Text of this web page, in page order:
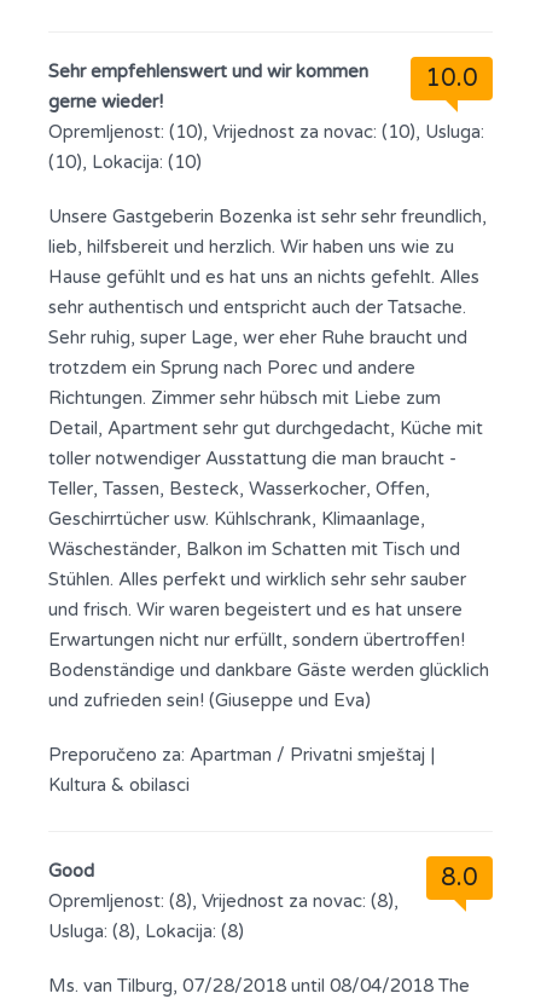
10.0
Sehr empfehlenswert und wir kommen
gerne wieder!
Opremljenost: (10), Vrijednost za novac: (10), Usluga:
(10), Lokacija: (10)
Unsere Gastgeberin Bozenka ist sehr sehr freundlich,
lieb, hilfsbereit und herzlich. Wir haben uns wie zu
Hause gefühlt und es hat uns an nichts gefehlt. Alles
sehr authentisch und entspricht auch der Tatsache.
Sehr ruhig, super Lage, wer eher Ruhe braucht und
trotzdem ein Sprung nach Porec und andere
Richtungen. Zimmer sehr hübsch mit Liebe zum
Detail, Apartment sehr gut durchgedacht, Küche mit
toller notwendiger Ausstattung die man braucht -
Teller, Tassen, Besteck, Wasserkocher, Offen,
Geschirrtücher usw. Kühlschrank, Klimaanlage,
Wäscheständer, Balkon im Schatten mit Tisch und
Stühlen. Alles perfekt und wirklich sehr sehr sauber
und frisch. Wir waren begeistert und es hat unsere
Erwartungen nicht nur erfüllt, sondern übertroffen!
Bodenständige und dankbare Gäste werden glücklich
und zufrieden sein! (Giuseppe und Eva)
Preporučeno za: Apartman / Privatni smještaj |
Kultura & obilasci
8.0
Good
Opremljenost: (8), Vrijednost za novac: (8),
Usluga: (8), Lokacija: (8)
Ms. van Tilburg, 07/28/2018 until 08/04/2018 The